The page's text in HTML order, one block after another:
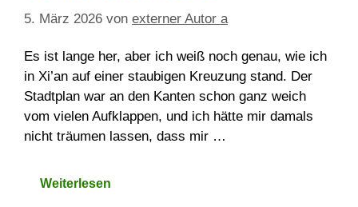
5. März 2026 von externer Autor a
Es ist lange her, aber ich weiß noch genau, wie ich
in Xi’an auf einer staubigen Kreuzung stand. Der
Stadtplan war an den Kanten schon ganz weich
vom vielen Aufklappen, und ich hätte mir damals
nicht träumen lassen, dass mir …
Weiterlesen